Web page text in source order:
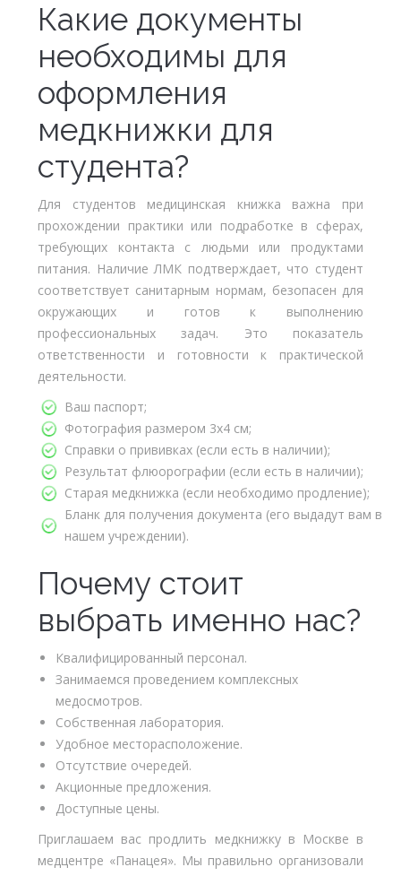
Какие документы
необходимы для
оформления
медкнижки для
студента?
Для студентов медицинская книжка важна при
прохождении практики или подработке в сферах,
требующих контакта с людьми или продуктами
питания. Наличие ЛМК подтверждает, что студент
соответствует санитарным нормам, безопасен для
окружающих и готов к выполнению
профессиональных задач. Это показатель
ответственности и готовности к практической
деятельности.
Ваш паспорт;
Фотография размером 3х4 см;
Справки о прививках (если есть в наличии);
Результат флюорографии (если есть в наличии);
Старая медкнижка (если необходимо продление);
Бланк для получения документа (его выдадут вам в
нашем учреждении).
Почему стоит
выбрать именно нас?
Квалифицированный персонал.
Занимаемся проведением комплексных
медосмотров.
Собственная лаборатория.
Удобное месторасположение.
Отсутствие очередей.
Акционные предложения.
Доступные цены.
Приглашаем вас продлить медкнижку в Москве в
медцентре «Панацея». Мы правильно организовали